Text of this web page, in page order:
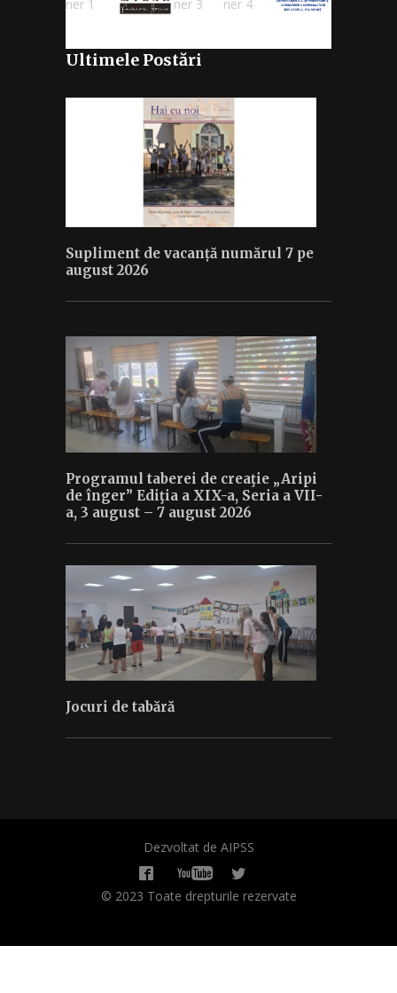
Ultimele Postări
Supliment de vacanță numărul 7 pe
august 2026
Programul taberei de creaţie „Aripi
de înger” Ediţia a XIX-a, Seria a VII-
a, 3 august – 7 august 2026
Jocuri de tabără
Dezvoltat de AIPSS
© 2023 Toate drepturile rezervate